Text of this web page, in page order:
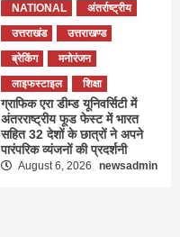
NATIONAL
अंतर्राष्ट्रीय
उत्तराखंड
उत्तराखण्ड
ब्रेकिंग
मनोरंजन
लाइफस्टाइल
शिक्षा
ग्राफिक एरा डीम्ड यूनिवर्सिटी में
अंतरराष्ट्रीय फूड फेस्ट में भारत
सहित 32 देशों के छात्रों ने अपने
पारंपरिक व्यंजनों की प्रदर्शनी
August 6, 2026 newsadmin